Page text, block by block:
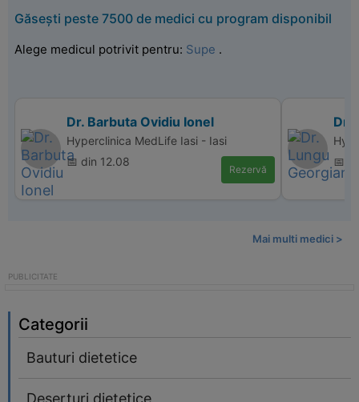
Găsești peste 7500 de medici cu program disponibil
Alege medicul potrivit pentru: Supe .
Dr. Barbuta Ovidiu Ionel
Hyperclinica MedLife Iasi - Iasi
📅 din 12.08
Rezervă
Dr.
📅
Mai multi medici >
Categorii
Bauturi dietetice
Deserturi dietetice